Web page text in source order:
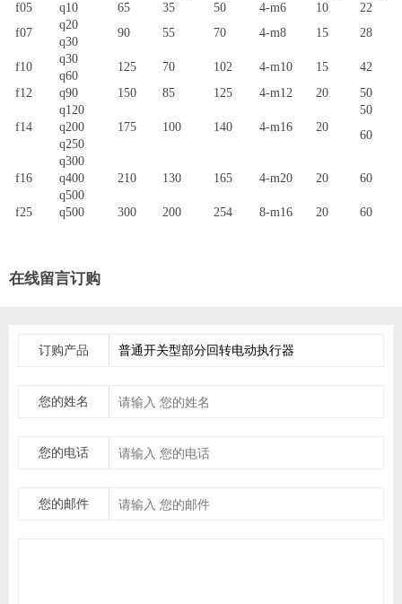
f05
q10 65 35 50 4-m6 10
22
f07
q20
90 55 70 4-m8 15 28
q30
f10
q30
125 70 102 4-m10 15 42
q60
f12
q90 150 85 125 4-m12 20 50
f14
q120
175
100 140 4-m16 20
50
q200
60
q250
f16
q300
210
130 165 4-m20 20 60
q400
q500
f25
q500 300 200 254 8-m16 20 60
在线留言订购
订购产品
您的姓名
您的电话
您的邮件